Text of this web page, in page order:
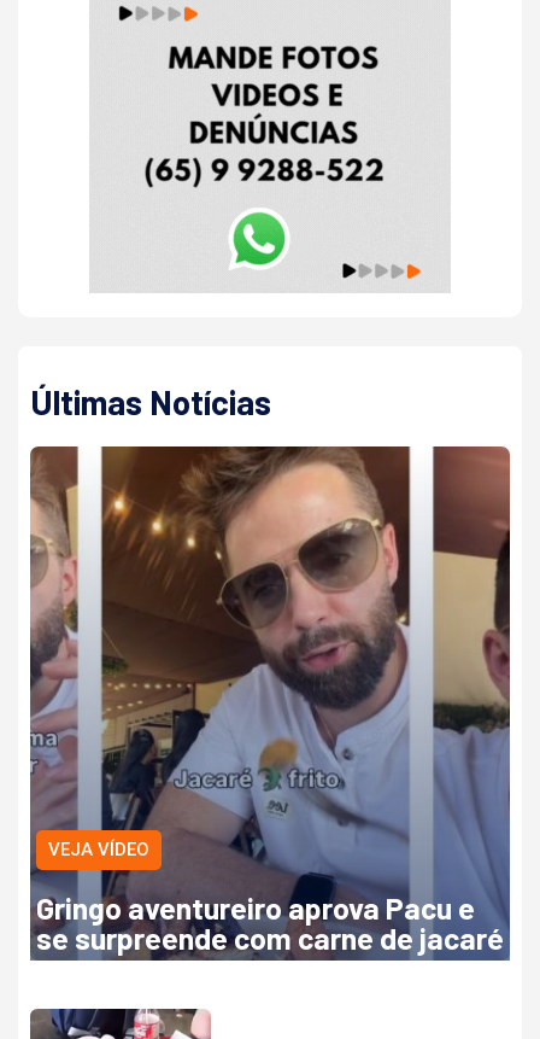
Últimas Notícias
VEJA VÍDEO
Gringo aventureiro aprova Pacu e
se surpreende com carne de jacaré